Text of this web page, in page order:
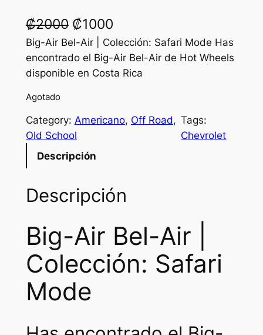
₡2000 O
r
i
n
p
c
e
w
₡1000C
u
r
n
r
c
e
i
Big-Air Bel-Air | Colección: Safari Mode Has
encontrado el Big-Air Bel-Air de Hot Wheels
disponible en Costa Rica
Agotado
Category: Americano, Off Road
Old School
Tags:
Chevrolet
Descripción
Descripción
Big-Air Bel-Air |
Colección: Safari
Mode